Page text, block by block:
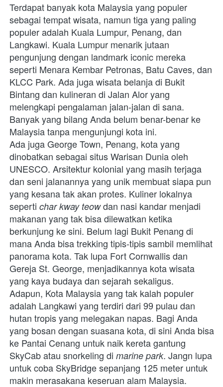
Terdapat banyak kota Malaysia yang populer
sebagai tempat wisata, namun tiga yang paling
populer adalah Kuala Lumpur, Penang, dan
Langkawi. Kuala Lumpur menarik jutaan
pengunjung dengan landmark iconic mereka
seperti Menara Kembar Petronas, Batu Caves, dan
KLCC Park. Ada juga wisata belanja di Bukit
Bintang dan kulineran di Jalan Alor yang
melengkapi pengalaman jalan-jalan di sana.
Banyak yang bilang Anda belum benar-benar ke
Malaysia tanpa mengunjungi kota ini.
Ada juga George Town, Penang, kota yang
dinobatkan sebagai situs Warisan Dunia oleh
UNESCO. Arsitektur kolonial yang masih terjaga
dan seni jalanannya yang unik membuat siapa pun
yang kesana tak akan protes. Kuliner lokalnya
seperti char kway teow dan nasi kandar menjadi
makanan yang tak bisa dilewatkan ketika
berkunjung ke sini. Belum lagi Bukit Penang di
mana Anda bisa trekking tipis-tipis sambil memlihat
panorama kota. Tak lupa Fort Cornwallis dan
Gereja St. George, menjadikannya kota wisata
yang kaya budaya dan sejarah sekaligus.
Adapun, Kota Malaysia yang tak kalah populer
adalah Langkawi yang terdiri dari 99 pulau dan
hutan tropis yang melegakan napas. Bagi Anda
yang bosan dengan suasana kota, di sini Anda bisa
ke Pantai Cenang untuk naik kereta gantung
SkyCab atau snorkeling di marine park. Jangn lupa
untuk coba SkyBridge sepanjang 125 meter untuk
makin merasakana keseruan alam Malaysia.